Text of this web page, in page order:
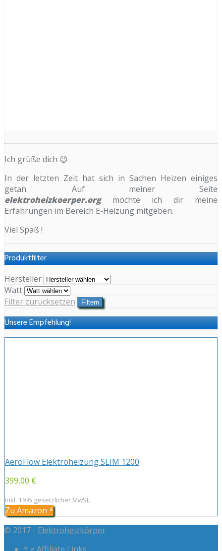
Ich grüße dich 😉
In der letzten Zeit hat sich in Sachen Heizen einiges
getan. Auf meiner Seite
elektroheizkoerper.orgmöchte ich dir meine
Erfahrungen im Bereich E-Heizung mitgeben.
Viel Spaß !
Produktfilter
Hersteller
Watt
Filter zurücksetzen
Filtern
Unsere Empfehlung!
AeroFlow Elektroheizung SLIM 1200
399,00 €
inkl. 19% gesetzlicher MwSt.
Zu Amazon *
© 2017 - Elektroheizkörper